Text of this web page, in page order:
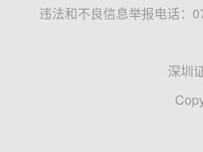
违法和不良信息举报电话：
深圳